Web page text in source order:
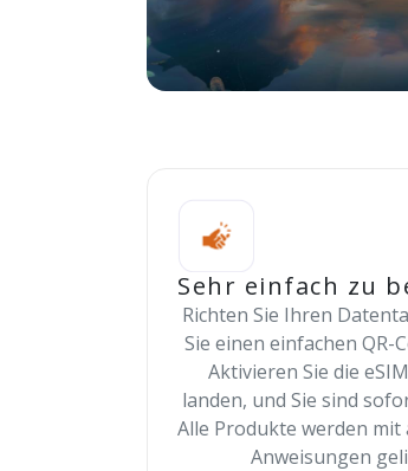
Sehr einfach zu
Richten Sie Ihren
Sie einen einfachen QR-
Aktivieren Sie die
landen, und Sie sind
Alle Produkte werden
Anweisungen